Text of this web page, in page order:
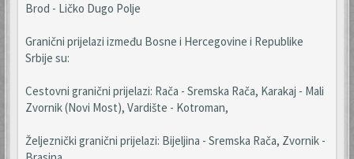
Brod - Ličko Dugo Polje
Granični prijelazi između Bosne i Hercegovine i Republike
Srbije su:
Cestovni granični prijelazi: Rača - Sremska Rača, Karakaj - Mali
Zvornik (Novi Most), Vardište - Kotroman,
Željeznički granični prijelazi: Bijeljina - Sremska Rača, Zvornik -